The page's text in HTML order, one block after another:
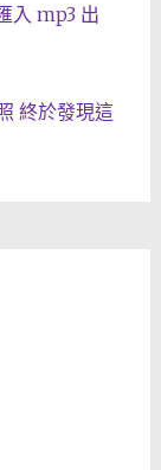
入 mp3 出
終於發現這